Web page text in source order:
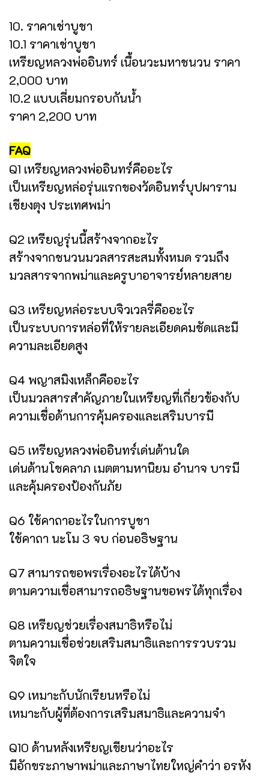
10. ราคาเช่าบูชา
10.1 ราคาเช่าบูชา
เหรียญหลวงพ่ออินทร์ เนื้อนวะมหาชนวน ราคา
2,000 บาท
10.2 แบบเลี่ยมกรอบกันน้ำ
ราคา 2,200 บาท
FAQ
Q1 เหรียญหลวงพ่ออินทร์คืออะไร
เป็นเหรียญหล่อรุ่นแรกของวัดอินทร์บุปผาราม
เชียงตุง ประเทศพม่า
Q2 เหรียญรุ่นนี้สร้างจากอะไร
สร้างจากชนวนมวลสารสะสมทั้งหมด รวมถึง
มวลสารจากพม่าและครูบาอาจารย์หลายสาย
Q3 เหรียญหล่อระบบจิวเวลรี่คืออะไร
เป็นระบบการหล่อที่ให้รายละเอียดคมชัดและมี
ความละเอียดสูง
Q4 พญาสมิงเหล็กคืออะไร
เป็นมวลสารสำคัญภายในเหรียญที่เกี่ยวข้องกับ
ความเชื่อด้านการคุ้มครองและเสริมบารมี
Q5 เหรียญหลวงพ่ออินทร์เด่นด้านใด
เด่นด้านโชคลาภ เมตตามหานิยม อำนาจ บารมี
และคุ้มครองป้องกันภัย
Q6 ใช้คาถาอะไรในการบูชา
ใช้คาถา นะโม 3 จบ ก่อนอธิษฐาน
Q7 สามารถขอพรเรื่องอะไรได้บ้าง
ตามความเชื่อสามารถอธิษฐานขอพรได้ทุกเรื่อง
Q8 เหรียญช่วยเรื่องสมาธิหรือไม่
ตามความเชื่อช่วยเสริมสมาธิและการรวบรวม
จิตใจ
Q9 เหมาะกับนักเรียนหรือไม่
เหมาะกับผู้ที่ต้องการเสริมสมาธิและความจำ
Q10 ด้านหลังเหรียญเขียนว่าอะไร
มีอักขระภาษาพม่าและภาษาไทยใหญ่คำว่า อรหัง